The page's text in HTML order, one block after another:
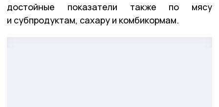
достойные показатели также по мясу
и субпродуктам, сахару и комбикормам.